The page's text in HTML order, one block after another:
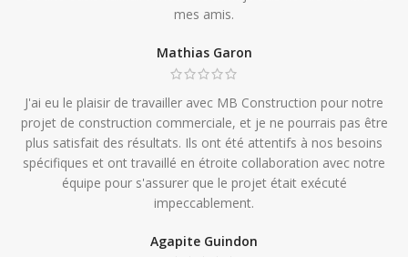
mes amis.
Mathias Garon
J'ai eu le plaisir de travailler avec MB Construction pour notre
projet de construction commerciale, et je ne pourrais pas être
plus satisfait des résultats. Ils ont été attentifs à nos besoins
spécifiques et ont travaillé en étroite collaboration avec notre
équipe pour s'assurer que le projet était exécuté
impeccablement.
Agapite Guindon